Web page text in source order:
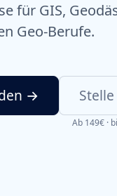
für GIS,
Geo-Berufe.
→
Ab 149€ ·